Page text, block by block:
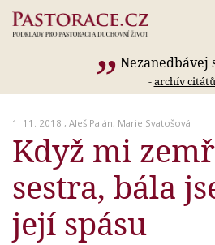
Nezanedbávej
-archív citátů
1. 11. 2018 , Aleš Palán, Marie Svatošová
Když mi
sestra, bála
její spásu